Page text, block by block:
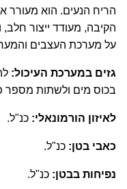
הריח הנעים. הוא מעורר
הקיבה, מעודד ייצור
על מערכת העצבים
גזים במערכת העיכול:
בכוס מים ולשתות מספר
לאיזון הורמונאלי: כנ"ל.
כאבי בטן: כנ"ל.
נפיחות בבטן: כנ"ל.